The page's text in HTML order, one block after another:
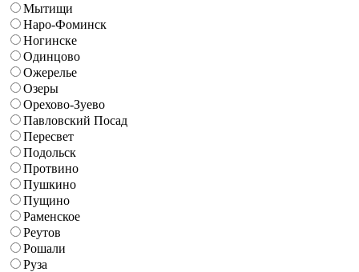
Мытищи
Наро-Фоминск
Ногинске
Одинцово
Ожерелье
Озеры
Орехово-Зуево
Павловский Посад
Пересвет
Подольск
Протвино
Пушкино
Пущино
Раменское
Реутов
Рошали
Руза